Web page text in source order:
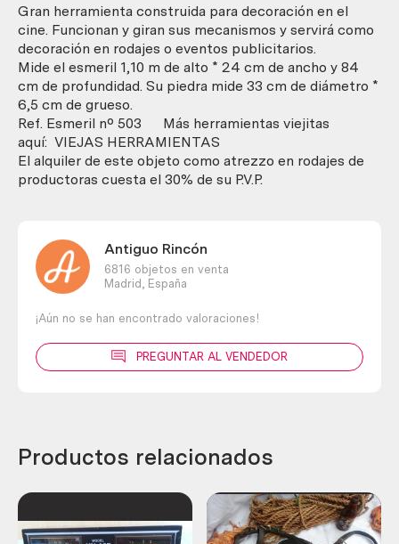
atrezzo
en
el
cine
o
publicitarios.anual,
afilador.
Pesa
10
Gran herramienta construida para decoración en el
cine. Funcionan y giran sus mecanismos y servirá como
decoración en rodajes o eventos publicitarios.
Mide el esmeril 1,10 m de alto * 24 cm de ancho y 84
cm de profundidad. Su piedra mide 33 cm de diámetro *
6,5 cm de grueso.
Ref. Esmeril nº 503 Más herramientas viejitas
aquí: VIEJAS HERRAMIENTAS
El alquiler de este objeto como atrezzo en rodajes de
productoras cuesta el 30% de su P.V.P.
Antiguo Rincón
6816 objetos en venta
Madrid,
España
¡Aún no se han encontrado valoraciones!
PREGUNTAR AL VENDEDOR
Productos relacionados